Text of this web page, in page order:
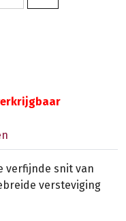
verfijnde snit van
versteviging